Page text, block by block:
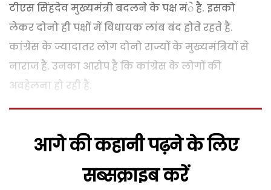
टीएस सिंहदेव मुख्यमंत्री बदलने के पक्ष मंे है. इसको
लेकर दोनो ही पक्षों में विधायक लांब बंद होते रहते है.
कांग्रेस के ज्यादातर लोग दोनो राज्यों के मुख्यमंत्रियों से
नाराज है. उनका आरोप है कि कांग्रेस के लोगों की
अवहेलना हो रही है.
आगे की कहानी पढ़ने के लिए
सब्सक्राइब करें